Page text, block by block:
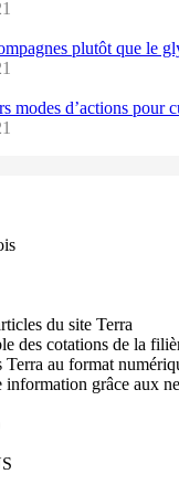
plutôt que le
modes d’actions pour
du site Terra
des cotations de la
Terra au format
information grâce aux